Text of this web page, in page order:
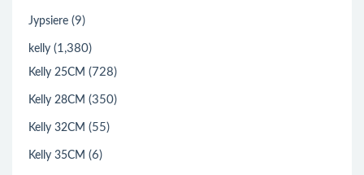
Jypsiere (9)
kelly (1,380)
Kelly 25CM (728)
Kelly 28CM (350)
Kelly 32CM (55)
Kelly 35CM (6)